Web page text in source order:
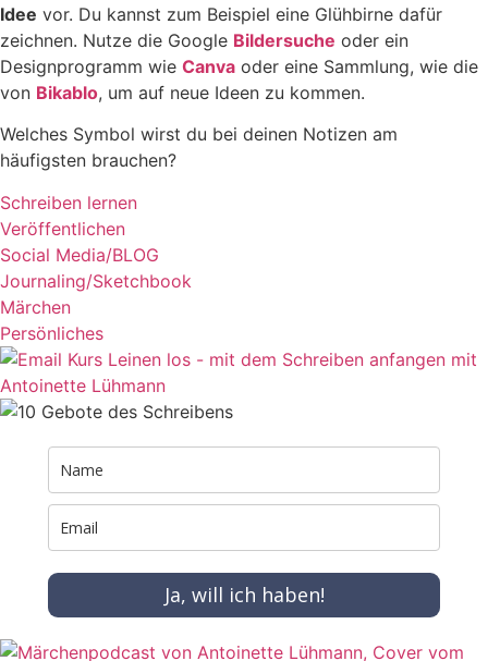
Idee vor. Du kannst zum Beispiel eine Glühbirne dafür
zeichnen. Nutze die Google Bildersuche oder ein
Designprogramm wie Canva oder eine Sammlung, wie die
von Bikablo, um auf neue Ideen zu kommen.
Welches Symbol wirst du bei deinen Notizen am
häufigsten brauchen?
Schreiben lernen
Veröffentlichen
Social Media/BLOG
Journaling/Sketchbook
Märchen
Persönliches
Ja, will ich haben!